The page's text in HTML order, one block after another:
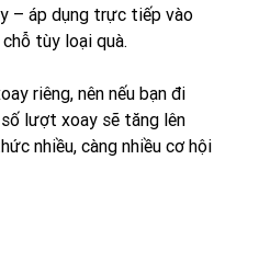
– áp dụng trực tiếp vào
tùy loại quà.
riêng, nên nếu bạn đi
lượt xoay sẽ tăng lên
nhiều, càng nhiều cơ hội